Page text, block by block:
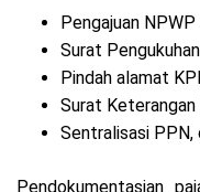
Pengajuan
Surat
Pindah alamat
Surat Keterangan
Sentralisasi PPN,
Pendokumentasian